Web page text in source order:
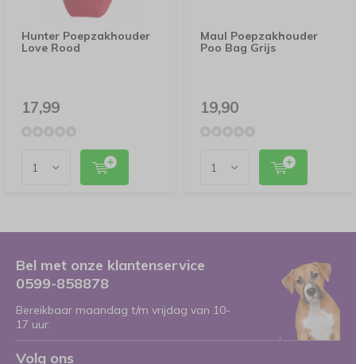
Hunter Poepzakhouder
Love Rood
17,99
Maul Poepzakhouder
Poo Bag Grijs
19,90
Bel met onze klantenservice
0599-858878
Bereikbaar maandag t/m vrijdag van 10-
17 uur.
Volg ons